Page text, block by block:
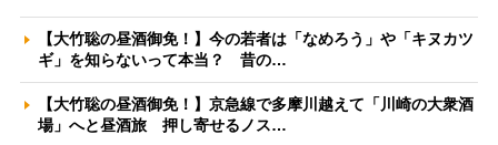
【大竹聡の昼酒御免！】今の若者は「なめろう」や「キヌカツ
ギ」を知らないって本当？ 昔の…
【大竹聡の昼酒御免！】京急線で多摩川越えて「川崎の大衆酒
場」へと昼酒旅 押し寄せるノス…